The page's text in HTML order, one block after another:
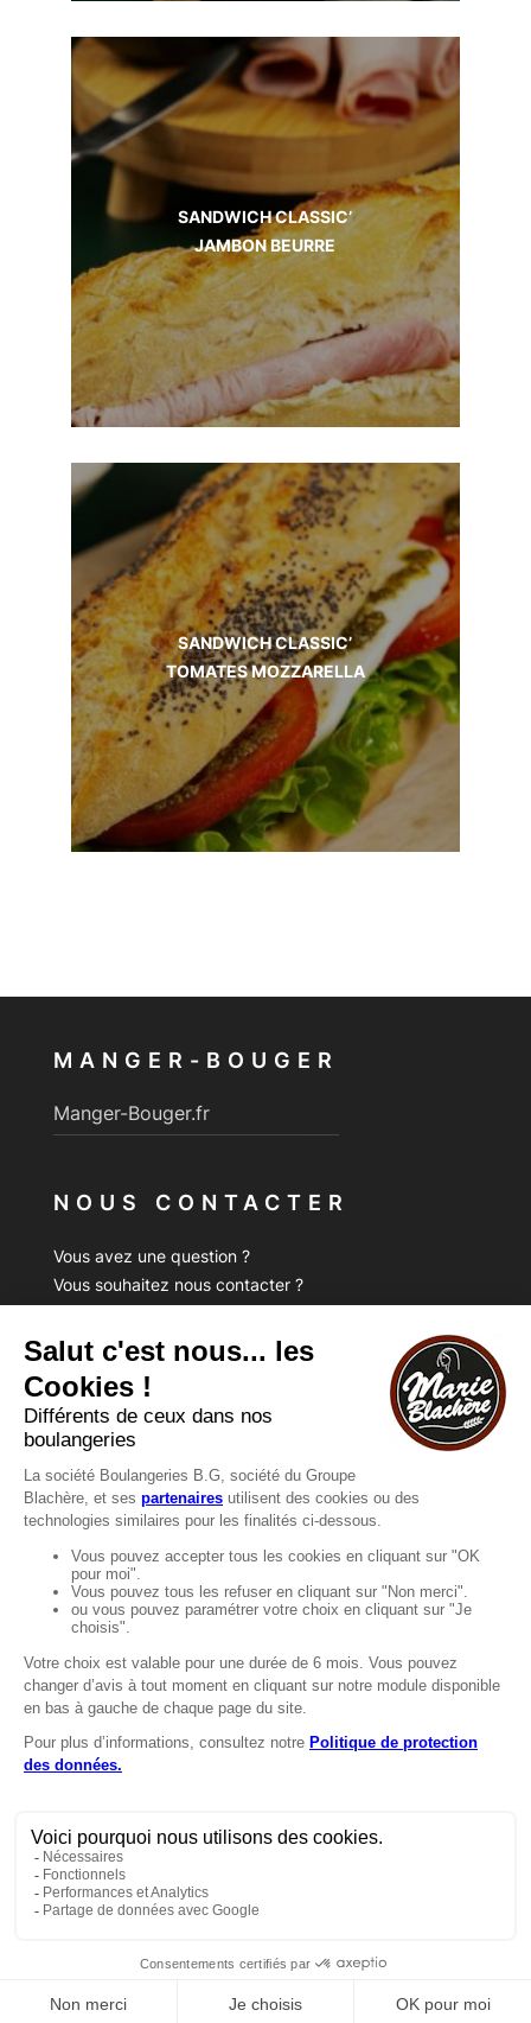
SANDWICH CLASSIC’
JAMBON BEURRE
SANDWICH CLASSIC’
TOMATES MOZZARELLA
MANGER-BOUGER
Manger-Bouger.fr
NOUS CONTACTER
Vous avez une question ?
Vous souhaitez nous contacter ?
FAQ
Recrutement
MENTIONS
Mentions légales
Protection des données
LignÉthique
Caractéristiques environnementales des
emballages
Copyright © 2024 Marie Blachère